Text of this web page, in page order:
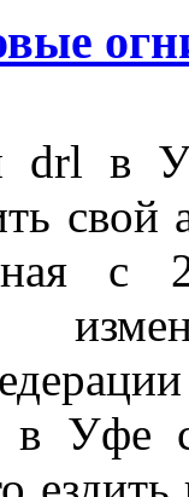
drl в
свой
с
Уфе